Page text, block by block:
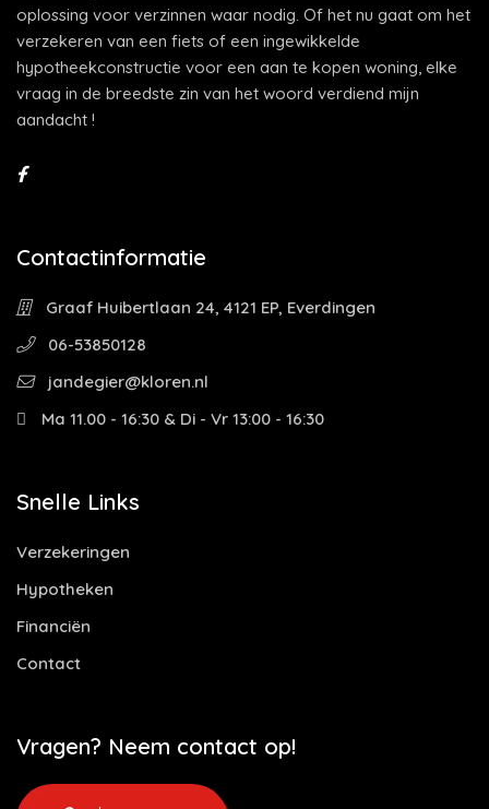
oplossing voor verzinnen waar nodig. Of het nu gaat om het
verzekeren van een fiets of een ingewikkelde
hypotheekconstructie voor een aan te kopen woning, elke
vraag in de breedste zin van het woord verdiend mijn
aandacht !
Contactinformatie
Graaf Huibertlaan 24, 4121 EP, Everdingen
06-53850128
jandegier@kloren.nl
Ma 11.00 - 16:30 & Di - Vr 13:00 - 16:30
Snelle Links
Verzekeringen
Hypotheken
Financiën
Contact
Vragen? Neem contact op!